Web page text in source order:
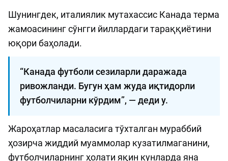
Шунингдек, италиялик мутахассис Канада терма
жамоасининг сўнгги йиллардаги тараққиётини
юқори баҳолади.
“Канада футболи сезиларли даражада
ривожланди. Бугун ҳам жуда иқтидорли
футболчиларни кўрдим”, — деди у.
Жароҳатлар масаласига тўхталган мураббий
ҳозирча жиддий муаммолар кузатилмаганини,
футболчиларнинг ҳолати яқин кунларда яна